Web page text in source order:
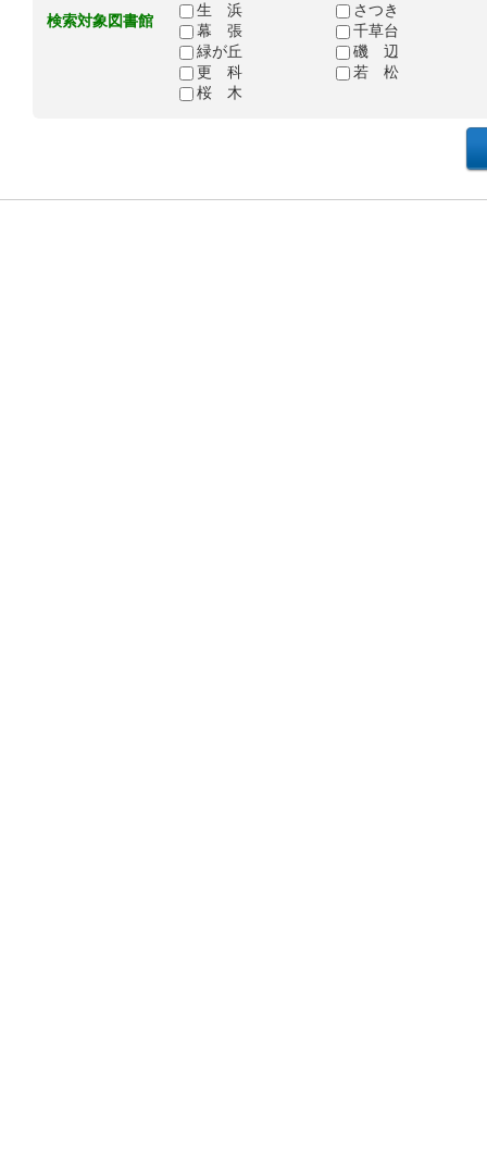
検索対象図書館
生 浜
さつき
幕 張
千草台
緑が丘
磯 辺
更 科
若 松
桜 木